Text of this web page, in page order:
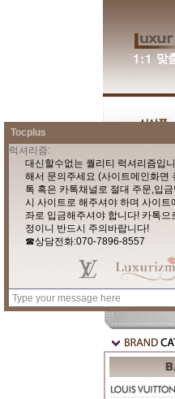
Tocplus